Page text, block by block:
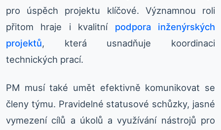
pro úspěch projektu klíčové. Významnou roli
přitom hraje i kvalitní podpora inženýrských
projektů, která usnadňuje koordinaci
technických prací.
PM musí také umět efektivně komunikovat se
členy týmu. Pravidelné statusové schůzky, jasné
vymezení cílů a úkolů a využívání nástrojů pro